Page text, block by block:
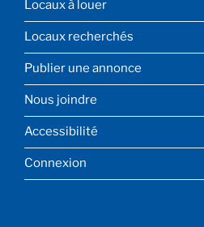
DE
PIED
DE
PAGE
Locaux à louer
Locaux recherchés
Publier une annonce
Nous joindre
Accessibilité
Connexion